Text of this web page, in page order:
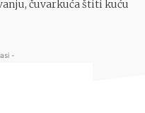
čuvarkuća štiti kuću
-